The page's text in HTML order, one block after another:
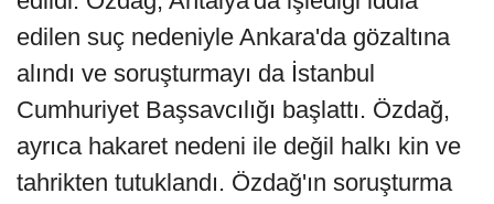
edilen suç nedeniyle Ankara'da gözaltına
alındı ve soruşturmayı da İstanbul
Cumhuriyet Başsavcılığı başlattı. Özdağ,
ayrıca hakaret nedeni ile değil halkı kin ve
tahrikten tutuklandı. Özdağ'ın soruşturma